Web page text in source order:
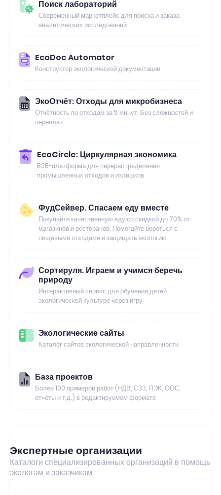
Поиск лабораторий
Современный маркетплейс для поиска и заказа
аналитических исследований
EcoDoc Automator
Конструктор экологической документации
ЭкоОтчёт: Отходы для микробизнеса
Отчётность по отходам за 5 минут. Без сложностей и
переплат
EcoCircle: Циркулярная экономика
B2B-платформа для перераспределения
промышленных отходов и излишков
ФудСейвер. Спасаем еду вместе
Покупайте качественную еду со скидкой до 70% от
магазинов и ресторанов. Помогайте бороться с
пищевыми отходами и защищать экологию
Сортируля. Играем и учимся беречь
природу
Интерактивный сервис для обучения детей
экологической культуре через игру
Экологические сайты
Каталог сайтов экологической направленности
База проектов
Более 100 примеров работ (НДВ, СЗЗ, ПЭК, ООС,
отчёты и т.д.) в редактируемом формате
Экспертные организации
Каталоги специализированных организаций в помощь
экологам и заказчикам